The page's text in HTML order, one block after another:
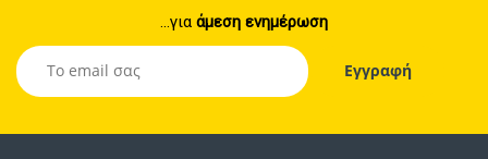
...για άμεση ενημέρωση